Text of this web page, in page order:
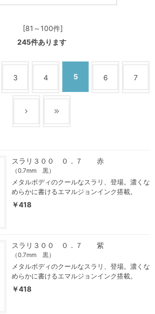
[81～100件]
245件あります
3 4 5 6 7
スラリ３００ ０．７ 赤
（0.7mm 黒）
メタルボディのクールなスラリ、登場。濃くな
めらかに書けるエマルジョンインク搭載。
￥418
スラリ３００ ０．７ 紫
（0.7mm 黒）
メタルボディのクールなスラリ、登場。濃くな
めらかに書けるエマルジョンインク搭載。
￥418